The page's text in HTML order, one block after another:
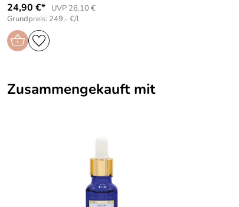
24,90 €*
UVP 26,10 €
Grundpreis: 249,- €/l
Zusammengekauft mit